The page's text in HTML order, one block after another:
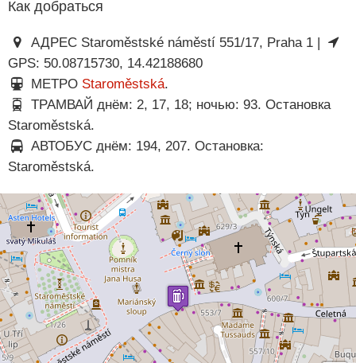
Как добраться
АДРЕС Staroměstské náměstí 551/17, Praha 1 |
GPS: 50.08715730, 14.42188680
МЕТРО Staroměstská.
ТРАМВАЙ днём: 2, 17, 18; ночью: 93. Остановка
Staroměstská.
АВТОБУС днём: 194, 207. Остановка:
Staroměstská.